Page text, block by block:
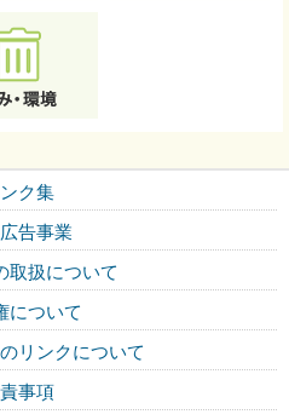
ク集
告事業
取扱について
について
リンクについて
事項